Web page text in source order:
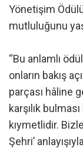
Yönetişim
mutluluğunu
“Bu anlamlı
onların bakış
parçası hâline
karşılık
kıymetlidir.
Şehri’